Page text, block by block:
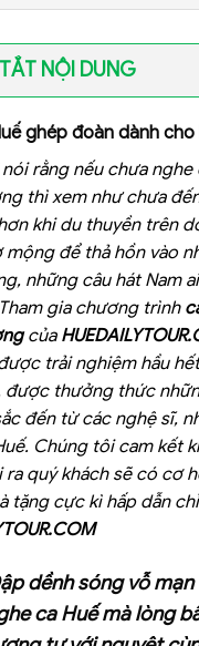
NỘI DUNG
ghép đoàn dành cho
rằng nếu chưa nghe
thì xem như chưa
khi du thuyền trên
mộng để thả hồn vào
những câu hát Nam
gia chương trình
của
trải nghiệm hầu
được thưởng thức
đến từ các nghệ sĩ,
Chúng tôi cam kết
ra quý khách sẽ có cơ
tặng cực kì hấp dẫn
dềnh sóng vỗ
ca Huế mà lòng